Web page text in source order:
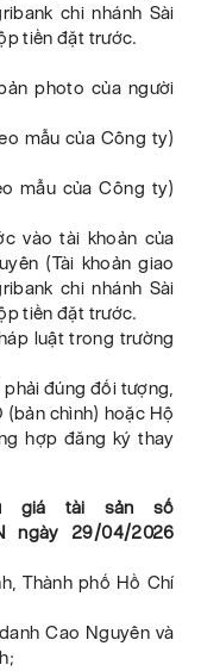
chi nhánh Sài
tiền đặt trước.
photo của người
mẫu của Công ty)
mẫu của Công ty)
vào tài khoản của
(Tài khoản giao
chi nhánh Sài
tiền đặt trước.
luật trong trường
đúng đối tượng,
(bản chình) hoặc Hộ
hợp đăng ký thay
giá tài sản số
ngày 29/04/2026
Thành phố Hồ Chí
Cao Nguyên và